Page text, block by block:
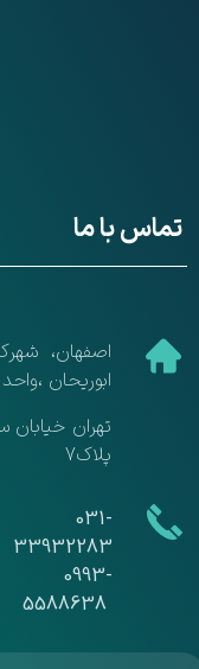
تماس با ما
پلاک7
​​031-
33932283
​​​​​​​0993-
5588638
​اصفهان،
ابوریحان ،واحد221